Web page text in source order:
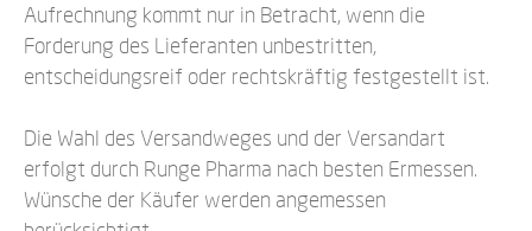
Aufrechnung kommt nur in Betracht, wenn die
Forderung des Lieferanten unbestritten,
entscheidungsreif oder rechtskräftig festgestellt ist.
Die Wahl des Versandweges und der Versandart
erfolgt durch Runge Pharma nach besten Ermessen.
Wünsche der Käufer werden angemessen